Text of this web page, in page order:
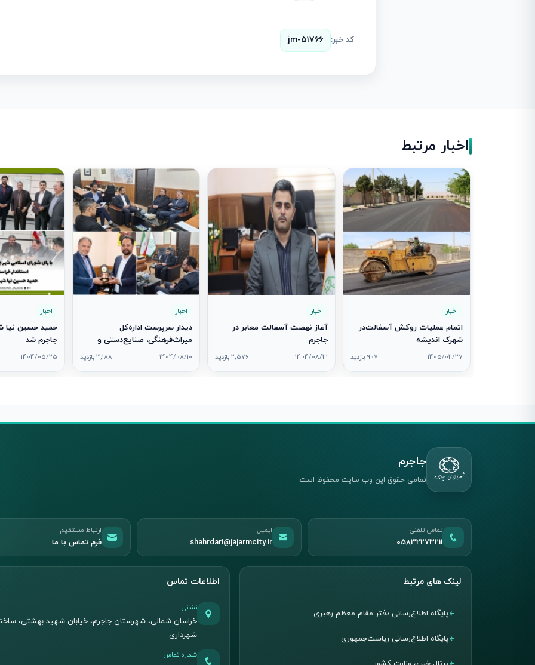
کد خبر: jm-51766
اخبار مرتبط
اخبار
اتمام عملیات روکش آسفالت‌در
شهرک اندیشه
1405/02/27 907 بازدید
اخبار
آغاز نهضت آسفالت معابر در
جاجرم
1404/08/21 2,576 بازدید
اخبار
دیدار سرپرست اداره‌کل
میراث‌فرهنگی، صنایع‌دستی و
گردشگری خراسان شمالی با شهردار
1404/08/10 3,188 بازدید
اخبار
حمید حسین نیا
جاجرم شد
1404/05/25
جاجرم
تمامی حقوق این وب سایت محفوظ است.
تماس تلفنی
05832273211
ایمیل
shahrdari@jajarmcity.ir
ارتباط مستقیم
فرم تماس با ما
لینک های مرتبط
پایگاه اطلاع‌رسانی دفتر مقام معظم رهبری
پایگاه اطلاع‌رسانی ریاست‌جمهوری
اطلاعات تماس
نشانی
خراسان شمالی، شهرستان جاجرم، خیابان شهید بهشتی،
شهرداری
شماره تماس